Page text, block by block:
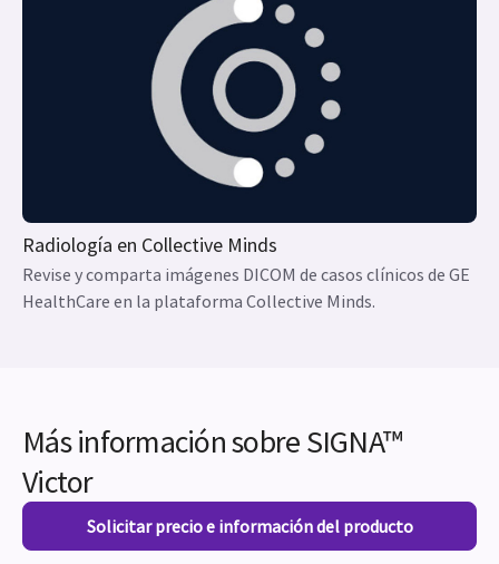
Radiología en Collective Minds
Revise y comparta imágenes DICOM de casos clínicos de GE
HealthCare en la plataforma Collective Minds.
Más información sobre SIGNA™
Victor
Solicitar precio e información del producto